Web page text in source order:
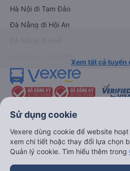
Hà Nội đi Tam Đảo
Đà Nẵng đi Hội An
Xem tất cả tuyến
Về chúng tôi
Sử dụng cookie
Vexere dùng cookie để website
xem chi tiết hoặc thay đổi lựa chọn
Quản lý cookie. Tìm hiểu thêm trong